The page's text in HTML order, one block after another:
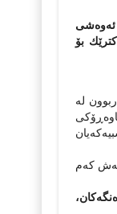
ئەوەشى
بۆ
له‌
که‌م